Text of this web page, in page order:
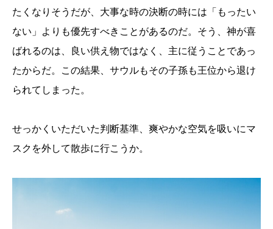
たくなりそうだが、大事な時の決断の時には「もったい
ない」よりも優先すべきことがあるのだ。そう、神が喜
ばれるのは、良い供え物ではなく、主に従うことであっ
たからだ。この結果、サウルもその子孫も王位から退け
られてしまった。
せっかくいただいた判断基準、爽やかな空気を吸いにマ
スクを外して散歩に行こうか。